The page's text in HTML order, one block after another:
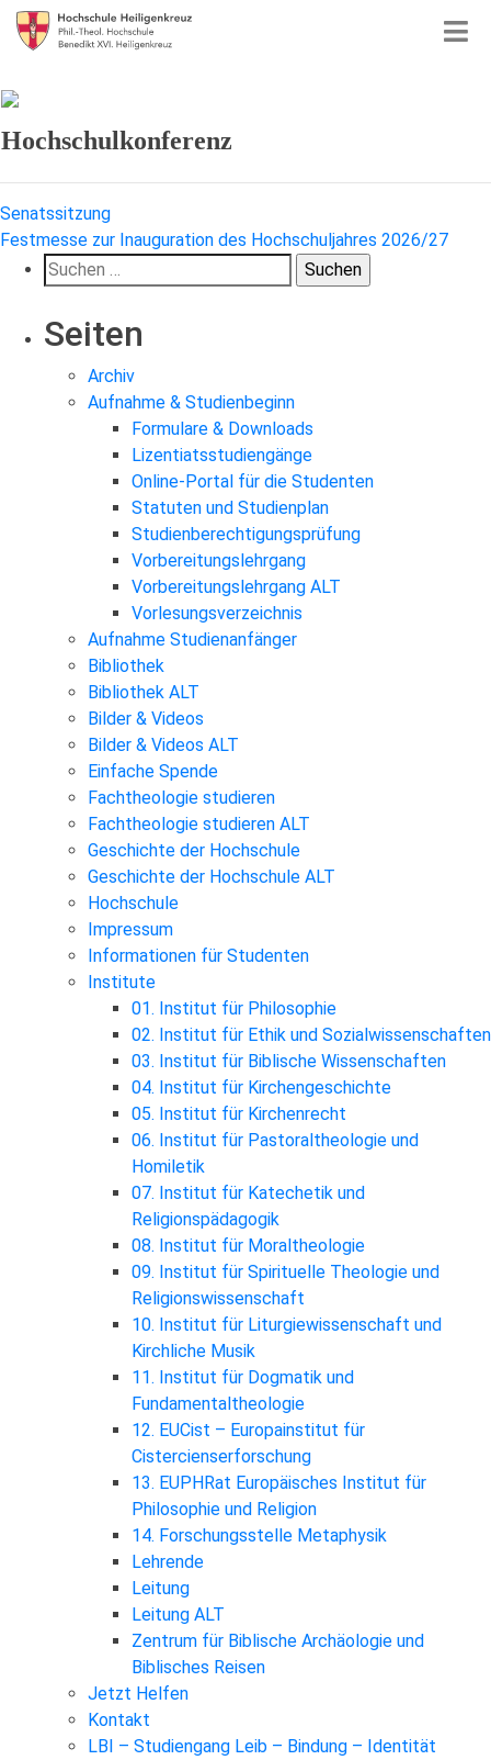
Hochschulkonferenz
Beitragsnavigation
Senatssitzung
Festmesse zur Inauguration des Hochschuljahres 2026/27
Suchen
nach:
Seiten
Archiv
Aufnahme & Studienbeginn
Formulare & Downloads
Lizentiatsstudiengänge
Online-Portal für die Studenten
Statuten und Studienplan
Studienberechtigungsprüfung
Vorbereitungslehrgang
Vorbereitungslehrgang ALT
Vorlesungsverzeichnis
Aufnahme Studienanfänger
Bibliothek
Bibliothek ALT
Bilder & Videos
Bilder & Videos ALT
Einfache Spende
Fachtheologie studieren
Fachtheologie studieren ALT
Geschichte der Hochschule
Geschichte der Hochschule ALT
Hochschule
Impressum
Informationen für Studenten
Institute
01. Institut für Philosophie
02. Institut für Ethik und Sozialwissenschaften
03. Institut für Biblische Wissenschaften
04. Institut für Kirchengeschichte
05. Institut für Kirchenrecht
06. Institut für Pastoraltheologie und
Homiletik
07. Institut für Katechetik und
Religionspädagogik
08. Institut für Moraltheologie
09. Institut für Spirituelle Theologie und
Religionswissenschaft
10. Institut für Liturgiewissenschaft und
Kirchliche Musik
11. Institut für Dogmatik und
Fundamentaltheologie
12. EUCist – Europainstitut für
Cistercienserforschung
13. EUPHRat Europäisches Institut für
Philosophie und Religion
14. Forschungsstelle Metaphysik
Lehrende
Leitung
Leitung ALT
Zentrum für Biblische Archäologie und
Biblisches Reisen
Jetzt Helfen
Kontakt
LBI – Studiengang Leib – Bindung – Identität